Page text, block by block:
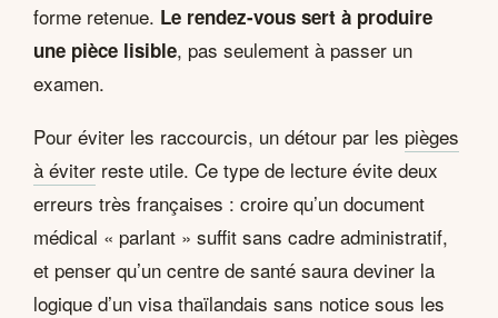
forme retenue. Le rendez-vous sert à produire
une pièce lisible, pas seulement à passer un
examen.
Pour éviter les raccourcis, un détour par les pièges
à éviter reste utile. Ce type de lecture évite deux
erreurs très françaises : croire qu’un document
médical « parlant » suffit sans cadre administratif,
et penser qu’un centre de santé saura deviner la
logique d’un visa thaïlandais sans notice sous les